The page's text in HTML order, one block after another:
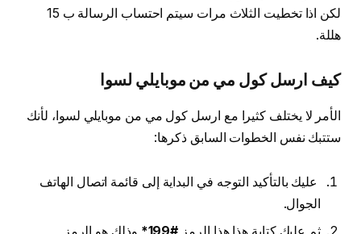
لكن اذا تخطيت الثلاث مرات سيتم احتساب الرسالة ب 15
هللة.
كيف ارسل كول مي من موبايلي لسوا
الأمر لا يختلف كثيرا مع ارسل كول مي من موبايلي لسوا، لأنك
ستتبك نفس الخطوات السابق ذكرها:
عليك بالتأكيد التوجه في البداية إلى قائمة اتصال الهاتف
الجوال.